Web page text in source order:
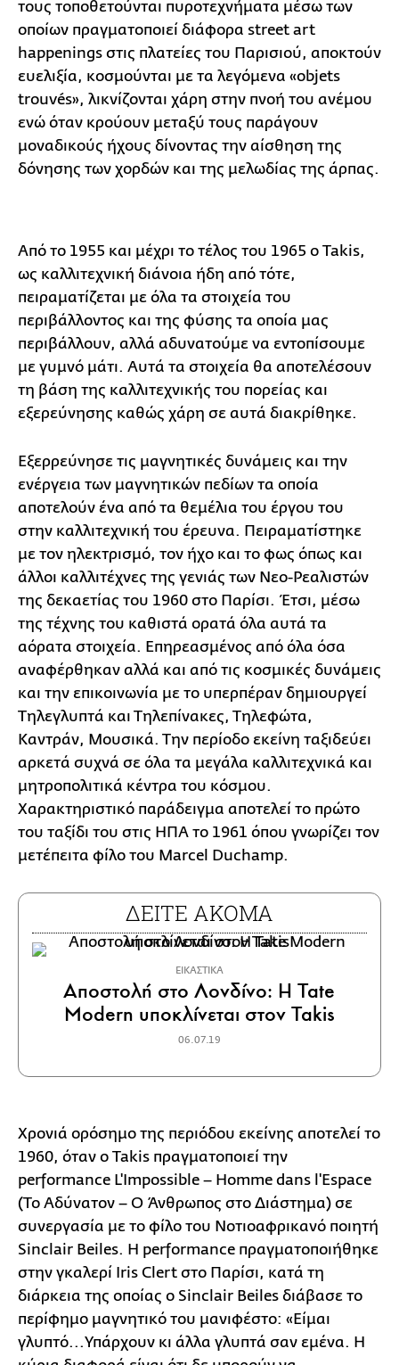
τους τοποθετούνται πυροτεχνήματα μέσω των
οποίων πραγματοποιεί διάφορα street art
happenings στις πλατείες του Παρισιού, αποκτούν
ευελιξία, κοσμούνται με τα λεγόμενα «objets
trouvés», λικνίζονται χάρη στην πνοή του ανέμου
ενώ όταν κρούουν μεταξύ τους παράγουν
μοναδικούς ήχους δίνοντας την αίσθηση της
δόνησης των χορδών και της μελωδίας της άρπας.
Από το 1955 και μέχρι το τέλος του 1965 ο Takis,
ως καλλιτεχνική διάνοια ήδη από τότε,
πειραματίζεται με όλα τα στοιχεία του
περιβάλλοντος και της φύσης τα οποία μας
περιβάλλουν, αλλά αδυνατούμε να εντοπίσουμε
με γυμνό μάτι. Αυτά τα στοιχεία θα αποτελέσουν
τη βάση της καλλιτεχνικής του πορείας και
εξερεύνησης καθώς χάρη σε αυτά διακρίθηκε.
Εξερρεύνησε τις μαγνητικές δυνάμεις και την
ενέργεια των μαγνητικών πεδίων τα οποία
αποτελούν ένα από τα θεμέλια του έργου του
στην καλλιτεχνική του έρευνα. Πειραματίστηκε
με τον ηλεκτρισμό, τον ήχο και το φως όπως και
άλλοι καλλιτέχνες της γενιάς των Νεο-Ρεαλιστών
της δεκαετίας του 1960 στο Παρίσι. Έτσι, μέσω
της τέχνης του καθιστά ορατά όλα αυτά τα
αόρατα στοιχεία. Επηρεασμένος από όλα όσα
αναφέρθηκαν αλλά και από τις κοσμικές δυνάμεις
και την επικοινωνία με το υπερπέραν δημιουργεί
Τηλεγλυπτά και Τηλεπίνακες, Τηλεφώτα,
Καντράν, Μουσικά. Την περίοδο εκείνη ταξιδεύει
αρκετά συχνά σε όλα τα μεγάλα καλλιτεχνικά και
μητροπολιτικά κέντρα του κόσμου.
Χαρακτηριστικό παράδειγμα αποτελεί το πρώτο
του ταξίδι του στις ΗΠΑ το 1961 όπου γνωρίζει τον
μετέπειτα φίλο του Marcel Duchamp.
ΔΕΙΤΕ ΑΚΟΜΑ
ΕΙΚΑΣΤΙΚΑ
Αποστολή στο Λονδίνο: Η Tate
Modern υποκλίνεται στον Takis
06.07.19
Χρονιά ορόσημο της περιόδου εκείνης αποτελεί το
1960, όταν ο Takis πραγματοποιεί την
performance L'Impossible – Homme dans l'Espace
(Το Αδύνατον – Ο Άνθρωπος στο Διάστημα) σε
συνεργασία με το φίλο του Νοτιοαφρικανό ποιητή
Sinclair Beiles. Η performance πραγματοποιήθηκε
στην γκαλερί Iris Clert στο Παρίσι, κατά τη
διάρκεια της οποίας ο Sinclair Beiles διάβασε το
περίφημο μαγνητικό του μανιφέστο: «Είμαι
γλυπτό...Υπάρχουν κι άλλα γλυπτά σαν εμένα. Η